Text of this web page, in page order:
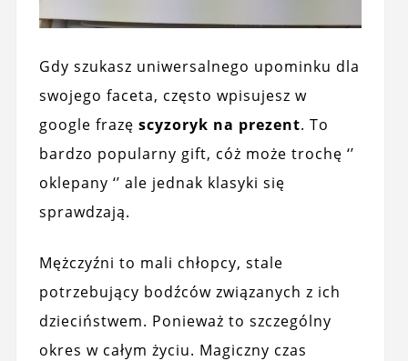
Gdy szukasz uniwersalnego upominku dla
swojego faceta, często wpisujesz w
google frazę scyzoryk na prezent. To
bardzo popularny gift, cóż może trochę ‘’
oklepany ‘’ ale jednak klasyki się
sprawdzają.
Mężczyźni to mali chłopcy, stale
potrzebujący bodźców związanych z ich
dzieciństwem. Ponieważ to szczególny
okres w całym życiu. Magiczny czas